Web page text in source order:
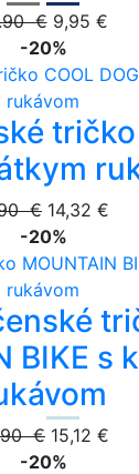
€ 9,95 €
-20%
€ 14,32 €
-20%
BIKE s
€ 15,12 €
-20%